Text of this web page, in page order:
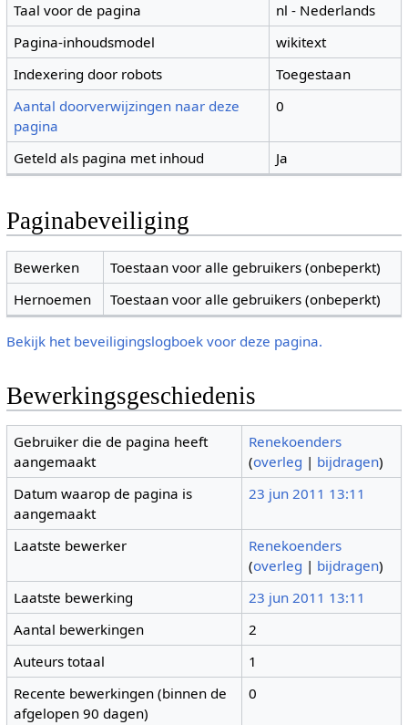
Taal voor de pagina
nl - Nederlands
Pagina-inhoudsmodel
wikitext
Indexering door robots
Toegestaan
Aantal doorverwijzingen naar deze
pagina
0
Geteld als pagina met inhoud Ja
Paginabeveiliging
Bewerken
Toestaan voor alle gebruikers (onbeperkt)
Hernoemen
Toestaan voor alle gebruikers (onbeperkt)
Bekijk het beveiligingslogboek voor deze pagina.
Bewerkingsgeschiedenis
Gebruiker die de pagina heeft
aangemaakt
Renekoenders
(overleg | bijdragen)
Datum waarop de pagina is
aangemaakt
23 jun 2011 13:11
Laatste bewerker
Renekoenders
(overleg | bijdragen)
Laatste bewerking
23 jun 2011 13:11
Aantal bewerkingen
2
Auteurs totaal
1
Recente bewerkingen (binnen de
afgelopen 90 dagen)
0